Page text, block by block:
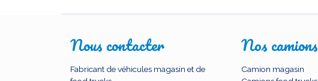
Nous contacter
Fabricant de véhicules magasin et de
Nos camions
Camion magasin